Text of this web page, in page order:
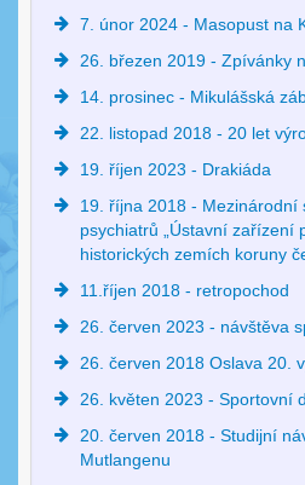
7. únor 2024 - Masopust na
26. březen 2019 - Zpívánky
14. prosinec - Mikulášská
22. listopad 2018 - 20 let
19. říjen 2023 - Drakiáda
19. října 2018 - Mezinárodní
psychiatrů „Ústavní zařízení
historických zemích koruny
11.říjen 2018 - retropochod
26. červen 2023 - návštěva
26. červen 2018 Oslava 20.
26. květen 2023 - Sportovní
20. červen 2018 - Studijní
Mutlangenu